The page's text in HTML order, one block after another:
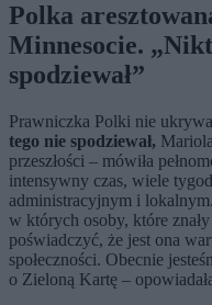
Polka
Minnesocie.
spodziewał”
Prawniczka Polki nie
tego nie spodziewał,
przeszłości – mówiła
intensywny czas, wiele
administracyjnym i
w których osoby, które
poświadczyć, że jest ona
społeczności. Obecnie
o Zieloną Kartę –